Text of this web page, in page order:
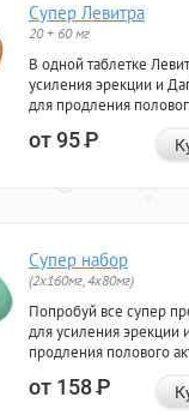
Супер Левитра
20 + 60 мг
В одной таблетке
усиления эрекции и
для продления
от 95Р
Супер набор
(2х160мг, 4х80мг)
Попробуй все супер
для усиления эрекции и
продления полового
от 158Р